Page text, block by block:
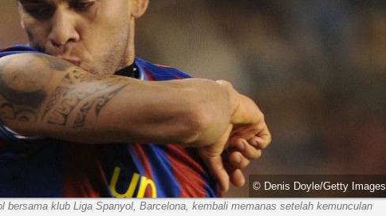
© Denis Doyle/Getty Images
bersama klub Liga Spanyol, Barcelona, kembali memanas setelah kemunculan